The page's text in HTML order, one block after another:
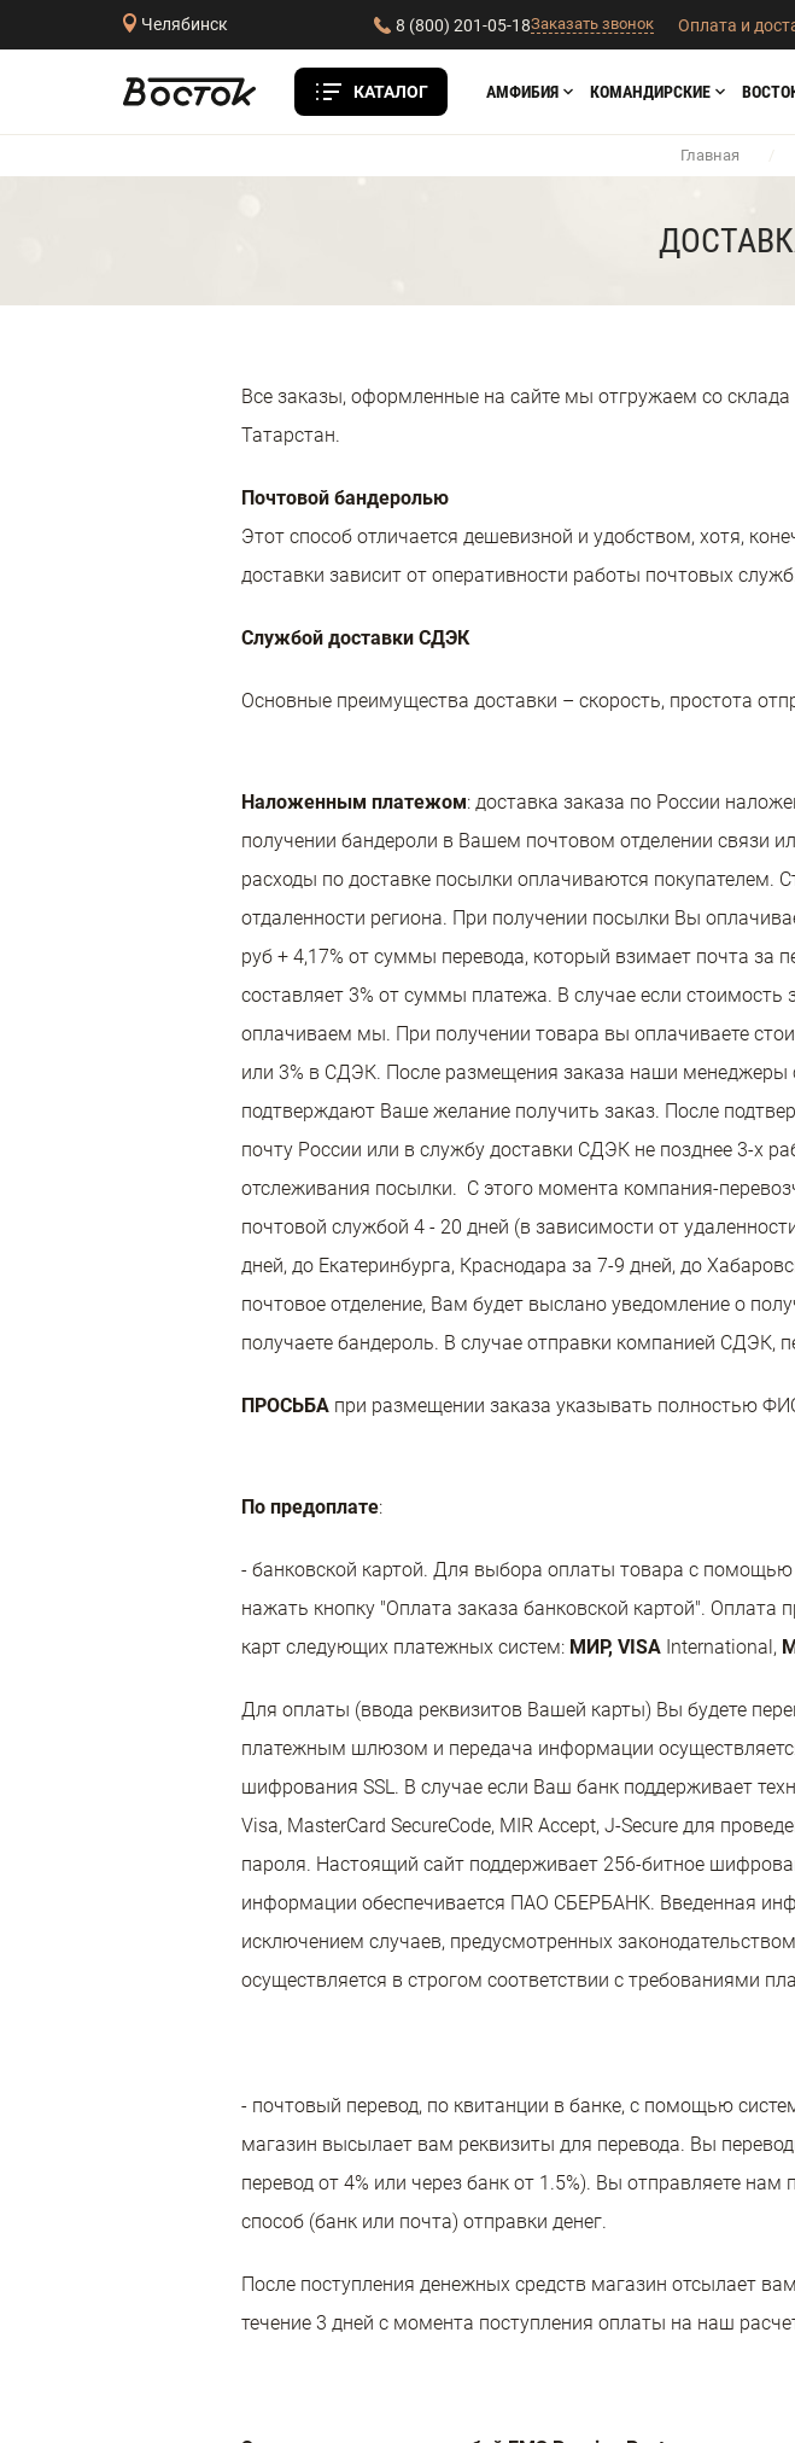
Челябинск 8 (800) 201-05-18Заказать звонок Оплата и
КАТАЛОГ АМФИБИЯ КОМАНДИРСКИЕ
Главная /
Все заказы, оформленные на сайте мы отгружаем со
Татарстан.
Почтовой бандеролью
Этот способ отличается дешевизной и удобством, хотя,
доставки зависит от оперативности работы почтовых
Службой доставки СДЭК
Основные преимущества доставки – скорость, простота
Наложенным платежом: доставка заказа по России
получении бандероли в Вашем почтовом отделении связи
расходы по доставке посылки оплачиваются покупателем.
отдаленности региона. При получении посылки Вы
руб + 4,17% от суммы перевода, который взимает почта
составляет 3% от суммы платежа. В случае если
оплачиваем мы. При получении товара вы оплачиваете
или 3% в СДЭК. После размещения заказа наши менеджеры
подтверждают Ваше желание получить заказ. После
почту России или в службу доставки СДЭК не позднее 3-х
отслеживания посылки. С этого момента компания-
почтовой службой 4 - 20 дней (в зависимости от
дней, до Екатеринбурга, Краснодара за 7-9 дней, до
почтовое отделение, Вам будет выслано уведомление о
получаете бандероль. В случае отправки компанией
ПРОСЬБАпри размещении заказа указывать полностью
По предоплате:
- банковской картой. Для выбора оплаты товара с
нажать кнопку "Оплата заказа банковской картой".
карт следующих платежных систем: МИР, VISAInternational,
Для оплаты (ввода реквизитов Вашей карты) Вы будете
платежным шлюзом и передача информации
шифрования SSL. В случае если Ваш банк поддерживает
Visa, MasterCard SecureCode, MIR Accept, J-Secure для
пароля. Настоящий сайт поддерживает 256-битное
информации обеспечивается ПАО СБЕРБАНК. Введенная
исключением случаев, предусмотренных
осуществляется в строгом соответствии с требованиями
- почтовый перевод, по квитанции в банке, с помощью
магазин высылает вам реквизиты для перевода. Вы
перевод от 4% или через банк от 1.5%). Вы отправляете
способ (банк или почта) отправки денег.
После поступления денежных средств магазин отсылает
течение 3 дней с момента поступления оплаты на наш